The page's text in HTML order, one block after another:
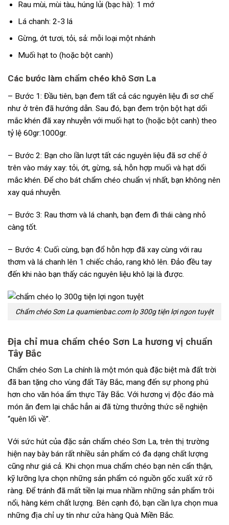
Rau mùi, mùi tàu, húng lủi (bạc hà): 1 mớ
Lá chanh: 2-3 lá
Gừng, ớt tươi, tỏi, sả: mỗi loại một nhánh
Muối hạt to (hoặc bột canh)
Các bước làm chẩm chéo khô Sơn La
– Bước 1: Đầu tiên, bạn đem tất cả các nguyên liệu đi sơ chế
như ở trên đã hướng dẫn. Sau đó, bạn đem trộn bột hạt dổi
mắc khén đã xay nhuyễn với muối hạt to (hoặc bột canh) theo
tỷ lệ 60gr:1000gr.
– Bước 2: Bạn cho lần lượt tất các nguyên liệu đã sơ chế ở
trên vào máy xay: tỏi, ớt, gừng, sả, hỗn hợp muối và hạt dổi
mắc khén. Để cho bát chẩm chéo chuẩn vị nhất, bạn không nên
xay quá nhuyễn.
– Bước 3: Rau thơm và lá chanh, bạn đem đi thái càng nhỏ
càng tốt.
– Bước 4: Cuối cùng, bạn đổ hỗn hợp đã xay cùng với rau
thơm và lá chanh lên 1 chiếc chảo, rang khô lên. Đảo đều tay
đến khi nào bạn thấy các nguyên liệu khô lại là được.
Chẩm chéo Sơn La quamienbac.com lọ 300g tiện lợi ngon tuyệt
Địa chỉ mua chẩm chéo Sơn La hương vị chuẩn
Tây Bắc
Chẩm chéo Sơn La chính là một món quà đặc biệt mà đất trời
đã ban tặng cho vùng đất Tây Bắc, mang đến sự phong phú
hơn cho văn hóa ẩm thực Tây Bắc. Với hương vị độc đáo mà
món ăn đem lại chắc hẳn ai đã từng thưởng thức sẽ nghiện
“quên lối về”.
Với sức hút của đặc sản chẩm chéo Sơn La, trên thị trường
hiện nay bày bán rất nhiều sản phẩm có đa dạng chất lượng
cũng như giá cả. Khi chọn mua chẩm chéo bạn nên cẩn thận,
kỹ lưỡng lựa chọn những sản phẩm có nguồn gốc xuất xứ rõ
ràng. Để tránh đã mất tiền lại mua nhầm những sản phẩm trôi
nổi, hàng kém chất lượng. Bên cạnh đó, bạn cần lựa chọn mua
những địa chỉ uy tín như cửa hàng Quà Miền Bắc.